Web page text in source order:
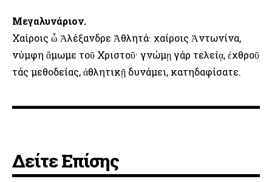
Μεγαλυνάριον.
Χαίροις ὦ Ἀλέξανδρε Ἀθλητά· χαίροις Ἀντωνίνα,
νύμφη ἄμωμε τοῦ Χριστοῦ· γνώμῃ γάρ τελείᾳ, ἐχθροῦ
τάς μεθοδείας, ἀθλητικῇ δυνάμει, κατηδαφίσατε.
Δείτε Επίσης